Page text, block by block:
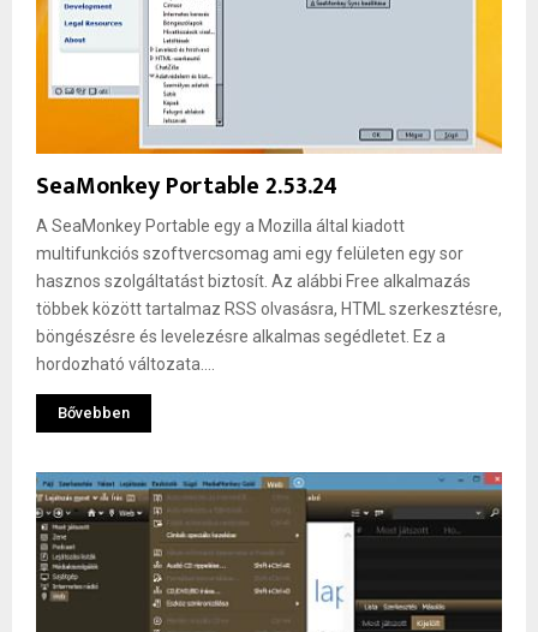
SeaMonkey Portable 2.53.24
A SeaMonkey Portable egy a Mozilla által kiadott
multifunkciós szoftvercsomag ami egy felületen egy sor
hasznos szolgáltatást biztosít. Az alábbi Free alkalmazás
többek között tartalmaz RSS olvasásra, HTML szerkesztésre,
böngészésre és levelezésre alkalmas segédletet. Ez a
hordozható változata....
Bővebben